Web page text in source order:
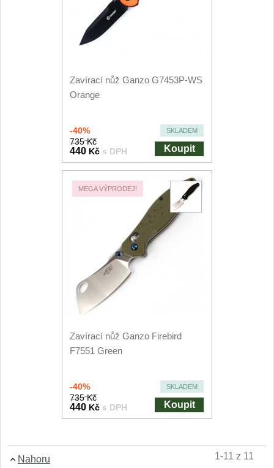
Zavírací nůž Ganzo G7453P-WS
Orange
-40% SKLADEM
735 Kč
440 Kč s DPH Koupit
MEGA VÝPRODEJ!
Zavírací nůž Ganzo Firebird
F7551 Green
-40% SKLADEM
735 Kč
440 Kč s DPH Koupit
Nahoru 1-11 z 11